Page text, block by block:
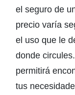
el seguro de
precio varía
el uso que le
donde
permitirá
tus